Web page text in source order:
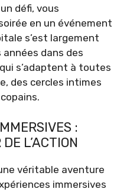
défi, vous
en un événement
s’est largement
dans des
s’adaptent à toutes
des cercles intimes
:
L’ACTION
véritable aventure
immersives